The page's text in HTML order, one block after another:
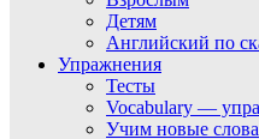
Детям
Английский по
Упражнения
Тесты
Vocabulary —
Учим новые слова